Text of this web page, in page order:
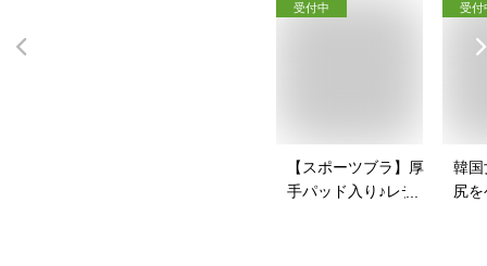
受付中
【スポーツブラ】厚
手パッド入り♪レディ
受付
韓国
尻